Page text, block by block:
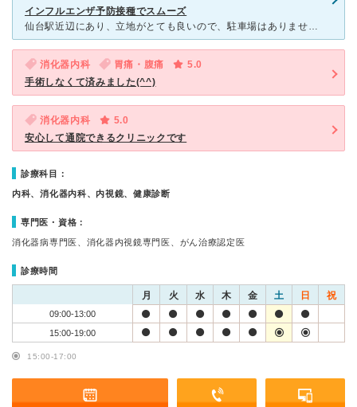
インフルエンザ予防接種でスムーズ
仙台駅近辺にあり、立地がとても良いので、駐車場はありませんでした。 インフルエンザの予防接種で来院しました。インフルエンザ予防接種の時期なので、ほとんどの方が予防接種を受ける方で次々と呼ばれて行き、
消化器内科 胃痛・腹痛
5.0
手術しなくて済みました(^^)
消化器内科
5.0
安心して通院できるクリニックです
診療科目：
内科、消化器内科、内視鏡、健康診断
専門医・資格：
消化器病専門医、消化器内視鏡専門医、がん治療認定医
診療時間
月 火 水 木 金 土 日 祝
09:00-13:00
15:00-19:00
15:00-17:00